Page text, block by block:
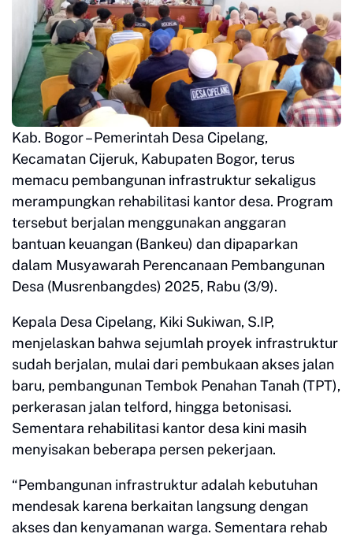
Kab. Bogor – Pemerintah Desa Cipelang,
Kecamatan Cijeruk, Kabupaten Bogor, terus
memacu pembangunan infrastruktur sekaligus
merampungkan rehabilitasi kantor desa. Program
tersebut berjalan menggunakan anggaran
bantuan keuangan (Bankeu) dan dipaparkan
dalam Musyawarah Perencanaan Pembangunan
Desa (Musrenbangdes) 2025, Rabu (3/9).
Kepala Desa Cipelang, Kiki Sukiwan, S.IP,
menjelaskan bahwa sejumlah proyek infrastruktur
sudah berjalan, mulai dari pembukaan akses jalan
baru, pembangunan Tembok Penahan Tanah (TPT),
perkerasan jalan telford, hingga betonisasi.
Sementara rehabilitasi kantor desa kini masih
menyisakan beberapa persen pekerjaan.
“Pembangunan infrastruktur adalah kebutuhan
mendesak karena berkaitan langsung dengan
akses dan kenyamanan warga. Sementara rehab